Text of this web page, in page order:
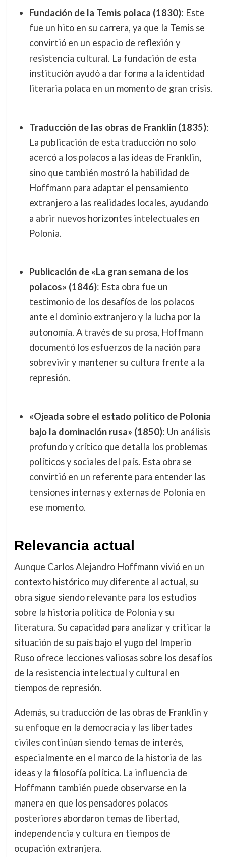
Fundación de la Temis polaca (1830): Este
fue un hito en su carrera, ya que la Temis se
convirtió en un espacio de reflexión y
resistencia cultural. La fundación de esta
institución ayudó a dar forma a la identidad
literaria polaca en un momento de gran crisis.
Traducción de las obras de Franklin (1835):
La publicación de esta traducción no solo
acercó a los polacos a las ideas de Franklin,
sino que también mostró la habilidad de
Hoffmann para adaptar el pensamiento
extranjero a las realidades locales, ayudando
a abrir nuevos horizontes intelectuales en
Polonia.
Publicación de «La gran semana de los
polacos» (1846): Esta obra fue un
testimonio de los desafíos de los polacos
ante el dominio extranjero y la lucha por la
autonomía. A través de su prosa, Hoffmann
documentó los esfuerzos de la nación para
sobrevivir y mantener su cultura frente a la
represión.
«Ojeada sobre el estado político de Polonia
bajo la dominación rusa» (1850): Un análisis
profundo y crítico que detalla los problemas
políticos y sociales del país. Esta obra se
convirtió en un referente para entender las
tensiones internas y externas de Polonia en
ese momento.
Relevancia actual
Aunque Carlos Alejandro Hoffmann vivió en un
contexto histórico muy diferente al actual, su
obra sigue siendo relevante para los estudios
sobre la historia política de Polonia y su
literatura. Su capacidad para analizar y criticar la
situación de su país bajo el yugo del Imperio
Ruso ofrece lecciones valiosas sobre los desafíos
de la resistencia intelectual y cultural en
tiempos de represión.
Además, su traducción de las obras de Franklin y
su enfoque en la democracia y las libertades
civiles continúan siendo temas de interés,
especialmente en el marco de la historia de las
ideas y la filosofía política. La influencia de
Hoffmann también puede observarse en la
manera en que los pensadores polacos
posteriores abordaron temas de libertad,
independencia y cultura en tiempos de
ocupación extranjera.